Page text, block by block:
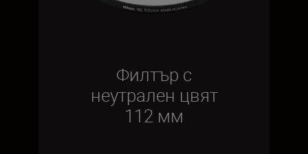
Филтър с
неутрален цвят
112 мм